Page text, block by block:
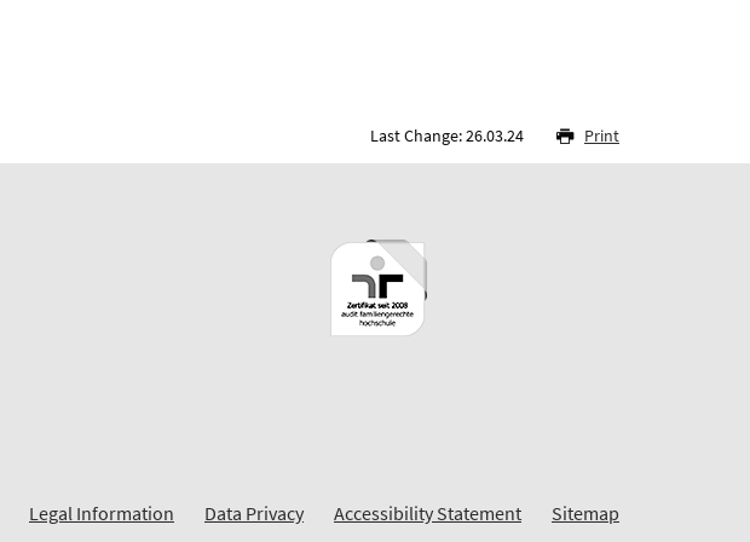
Last Change: 26.03.24 Print
Legal Information Data Privacy Accessibility Statement Sitemap